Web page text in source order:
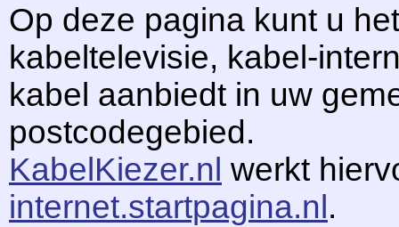
Op deze pagina kunt u
kabeltelevisie, kabel-
kabel aanbiedt in uw
postcodegebied.
KabelKiezer.nl werkt
internet.startpagina.nl.